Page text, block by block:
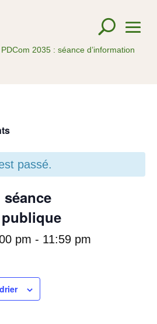
PDCom 2035 : séance d’information
passé.
séance
pm - 11:59 pm